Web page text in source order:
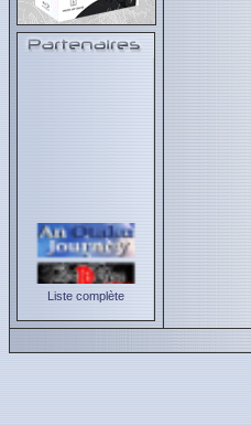
Liste complète